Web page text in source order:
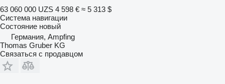
63 060 000 UZS 4 598 € ≈ 5 313 $
Система навигации
Состояние новый
Германия, Ampfing
Thomas Gruber KG
Связаться с продавцом